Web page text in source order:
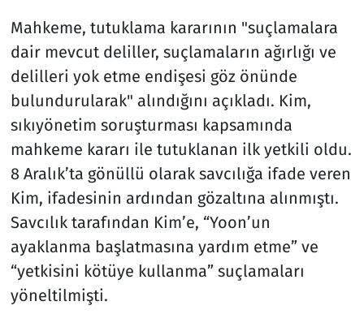
Mahkeme, tutuklama kararının "suçlamalara
dair mevcut deliller, suçlamaların ağırlığı ve
delilleri yok etme endişesi göz önünde
bulundurularak" alındığını açıkladı. Kim,
sıkıyönetim soruşturması kapsamında
mahkeme kararı ile tutuklanan ilk yetkili oldu.
8 Aralık’ta gönüllü olarak savcılığa ifade veren
Kim, ifadesinin ardından gözaltına alınmıştı.
Savcılık tarafından Kim’e, “Yoon’un
ayaklanma başlatmasına yardım etme” ve
“yetkisini kötüye kullanma” suçlamaları
yöneltilmişti.